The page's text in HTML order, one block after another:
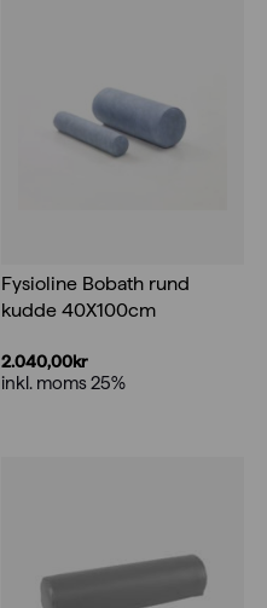
Fysioline Bobath rund
kudde 40X100cm
2.040,00kr
inkl. moms 25%